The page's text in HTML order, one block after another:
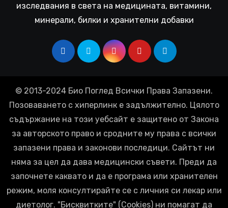
изследвания в света на медицината, витамини,
минерали, билки и хранителни добавки
© 2013-2024 Био Поглед Всички Права Запазени.
Позоваването с хиперлинк е задължително. Цялото
съдържание на този уебсайт е защитено от Закона
за авторското право и сродните му права с всички
запазени права и законови последици. Сайтът ни
няма за цел да дава медицински съвети. Преди да
започнете каквато и да е програма или хранителен
режим, моля консултирайте се с личния си лекар или
диетолог. "Бисквитките" (Cookies) ни помагат да